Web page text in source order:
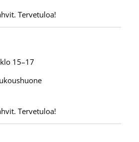
Tervetuloa!
klo 15–17
Tervetuloa!